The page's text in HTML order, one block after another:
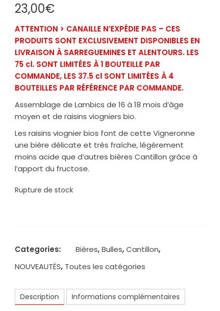
23,00€
ATTENTION > CANAILLE N’EXPÉDIE PAS – CES
PRODUITS SONT EXCLUSIVEMENT DISPONIBLES EN
LIVRAISON À SARREGUEMINES ET ALENTOURS. LES
75 cl. SONT LIMITÉES À 1 BOUTEILLE PAR
COMMANDE, LES 37.5 cl SONT LIMITÉES À 4
BOUTEILLES PAR RÉFÉRENCE PAR COMMANDE.
Assemblage de Lambics de 16 à 18 mois d’âge
moyen et de raisins viogniers bio.
Les raisins viognier bios font de cette Vigneronne
une bière délicate et très fraîche, légèrement
moins acide que d’autres bières Cantillon grâce à
l’apport du fructose.
Rupture de stock
Categories: Bières,Bulles,Cantillon,
NOUVEAUTÉS, Toutes les catégories
Description Informations complémentaires